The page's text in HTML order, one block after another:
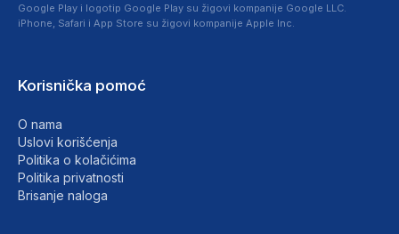
Google Play i logotip Google Play su žigovi kompanije Google LLC.
iPhone, Safari i App Store su žigovi kompanije Apple Inc.
Korisnička pomoć
O nama
Uslovi korišćenja
Politika o kolačićima
Politika privatnosti
Brisanje naloga